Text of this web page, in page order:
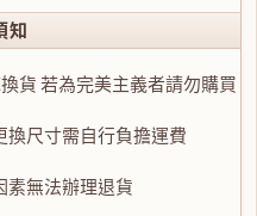
知
貨 若為完美主義者請勿購買
尺寸需自行負擔運費
素無法辦理退貨